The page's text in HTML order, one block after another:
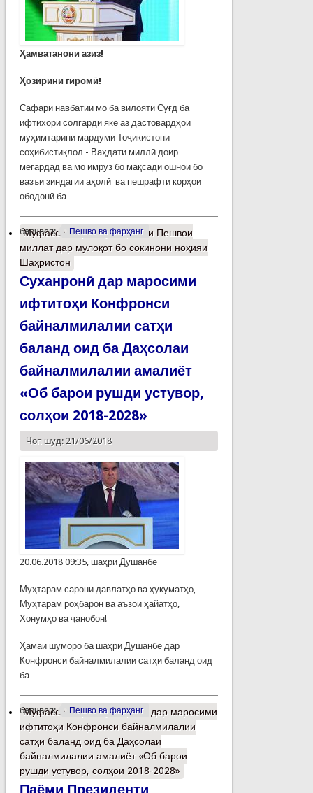
Ҳамватанони азиз!
Ҳозирини гиромӣ!
Сафари навбатии мо ба вилояти Суғд ба
ифтихори солгарди яке аз дастовардҳои
муҳимтарини мардуми Тоҷикистони
соҳибистиқлол - Ваҳдати миллӣ доир
мегардад ва мо имрӯз бо мақсади ошноӣ бо
вазъи зиндагии аҳолӣ ва пешрафти корҳои
ободонӣ ба
барчасп: Пешво ва фарҳанг
Муфассалтаро Суханронии Пешвои
миллат дар мулоқот бо сокинони ноҳияи
Шаҳристон
Суханронӣ дар маросими
ифтитоҳи Конфронси
байналмилалии сатҳи
баланд оид ба Даҳсолаи
байналмилалии амалиёт
«Об барои рушди устувор,
солҳои 2018-2028»
Чоп шуд: 21/06/2018
20.06.2018 09:35, шаҳри Душанбе
Муҳтарам сарони давлатҳо ва ҳукуматҳо,
Муҳтарам роҳбарон ва аъзои ҳайатҳо,
Хонумҳо ва ҷанобон!
Ҳамаи шуморо ба шаҳри Душанбе дар
Конфронси байналмилалии сатҳи баланд оид
ба
барчасп: Пешво ва фарҳанг
Муфассалтаро Суханронӣ дар маросими
ифтитоҳи Конфронси байналмилалии
сатҳи баланд оид ба Даҳсолаи
байналмилалии амалиёт «Об барои
рушди устувор, солҳои 2018-2028»
Паёми Президенти